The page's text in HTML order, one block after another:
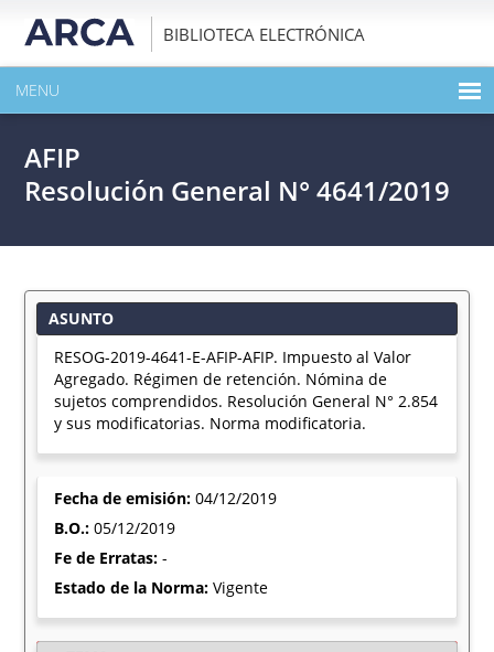
BIBLIOTECA ELECTRÓNICA
MENU
EXPANDIR TODO EL CONTENIDO DE LA PUBLICACIÓN
AFIP
Resolución General N° 4641/2019
ASUNTO
RESOG-2019-4641-E-AFIP-AFIP. Impuesto al Valor
Agregado. Régimen de retención. Nómina de
sujetos comprendidos. Resolución General N° 2.854
y sus modificatorias. Norma modificatoria.
Fecha de emisión:04/12/2019
B.O.:05/12/2019
Fe de Erratas:-
Estado de la Norma:Vigente